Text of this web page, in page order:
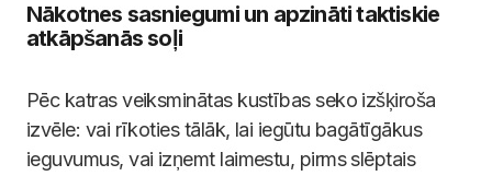
Nākotnes sasniegumi un apzināti taktiskie
atkāpšanās soļi
Pēc katras veiksminātas kustības seko izšķiroša
izvēle: vai rīkoties tālāk, lai iegūtu bagātīgākus
ieguvumus, vai izņemt laimestu, pirms slēptais